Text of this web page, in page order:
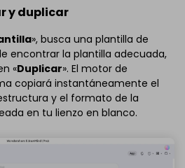
y duplicar
», busca una plantilla de
encontrar la plantilla adecuada,
«Duplicar». El motor de
copiará instantáneamente el
y el formato de la
en tu lienzo en blanco.